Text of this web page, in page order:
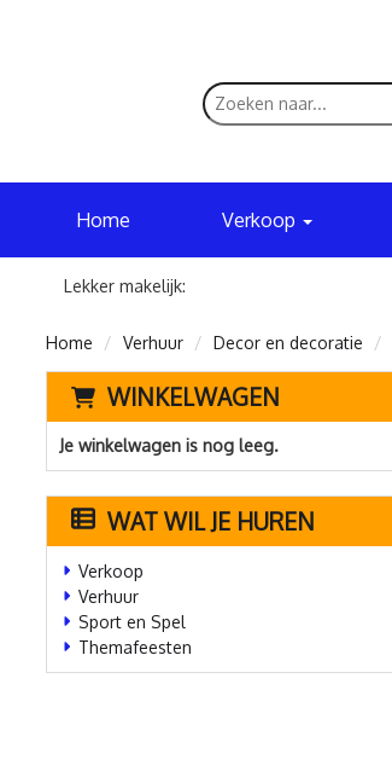
Home Verkoop
Lekker makelijk:
Home Verhuur Decor en decoratie
WINKELWAGEN
Je winkelwagen is nog leeg.
WAT WIL JE HUREN
Verkoop
Verhuur
Sport en Spel
Themafeesten